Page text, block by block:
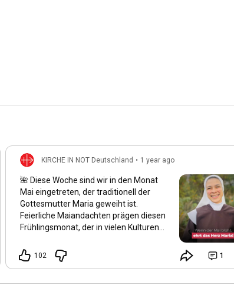
KIRCHE IN NOT Deutschland • 1 year ago
🌺 Diese Woche sind wir in den Monat
Mai eingetreten, der traditionell der
Gottesmutter Maria geweiht ist.
Feierliche Maiandachten prägen diesen
Frühlingsmonat, der in vielen Kulturen
wir spüren: Alles blüht auf, und die Natur
erwacht in ihrer ganzen Schönheit.
„schönste Blume“ der Schöpfung
102 1